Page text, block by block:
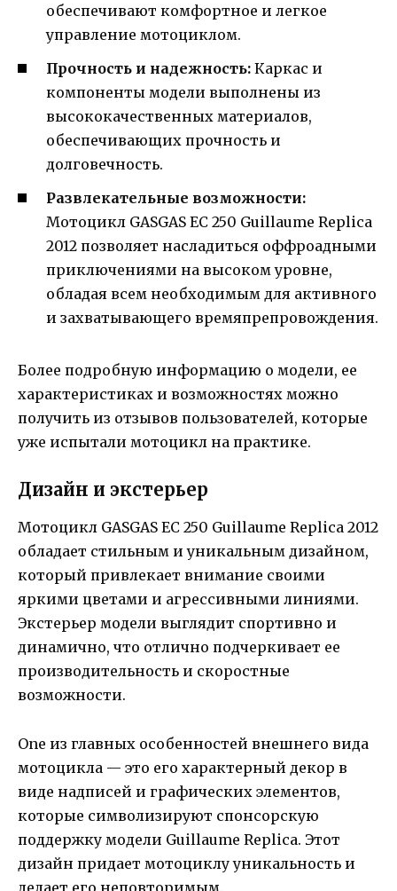
обеспечивают комфортное и легкое
управление мотоциклом.
Прочность и надежность: Каркас и
компоненты модели выполнены из
высококачественных материалов,
обеспечивающих прочность и
долговечность.
Развлекательные возможности:
Мотоцикл GASGAS EC 250 Guillaume Replica
2012 позволяет насладиться оффроадными
приключениями на высоком уровне,
обладая всем необходимым для активного
и захватывающего времяпрепровождения.
Более подробную информацию о модели, ее
характеристиках и возможностях можно
получить из отзывов пользователей, которые
уже испытали мотоцикл на практике.
Дизайн и экстерьер
Мотоцикл GASGAS EC 250 Guillaume Replica 2012
обладает стильным и уникальным дизайном,
который привлекает внимание своими
яркими цветами и агрессивными линиями.
Экстерьер модели выглядит спортивно и
динамично, что отлично подчеркивает ее
производительность и скоростные
возможности.
Оne из главных особенностей внешнего вида
мотоцикла — это его характерный декор в
виде надписей и графических элементов,
которые символизируют спонсорскую
поддержку модели Guillaume Replica. Этот
дизайн придает мотоциклу уникальность и
делает его неповторимым.